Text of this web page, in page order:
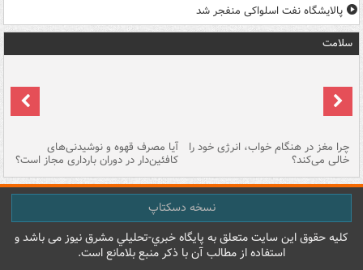
پالایشگاه نفت اسلواکی منفجر شد
سلامت
چرا مغز در هنگام خواب، انرژی خود را
خالی می‌کند؟
آیا مصرف قهوه و نوشیدنی‌های
کافئین‌دار در دوران بارداری مجاز است؟
نسخه دسکتاپ
کليه حقوق اين سايت متعلق به پایگاه خبري-تحليلي مشرق نيوز می باشد و
استفاده از مطالب آن با ذکر منبع بلامانع است.